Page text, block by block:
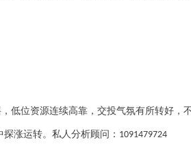
低位资源连续高靠，交投气氛有所转好
涨运转。私人分析顾问： 1091479724